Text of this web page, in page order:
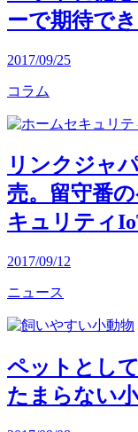
ーで期待で
2017/09/25
コラム
リンクジャ
売。留守番
キュリティ
2017/09/12
ニュース
ペットとし
たまらない